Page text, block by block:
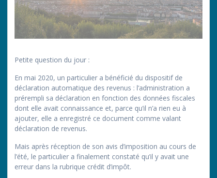
Petite question du jour :
En mai 2020, un particulier a bénéficié du dispositif de
déclaration automatique des revenus : l’administration a
prérempli sa déclaration en fonction des données fiscales
dont elle avait connaissance et, parce qu’il n’a rien eu à
ajouter, elle a enregistré ce document comme valant
déclaration de revenus.
Mais après réception de son avis d’imposition au cours de
l’été, le particulier a finalement constaté qu’il y avait une
erreur dans la rubrique crédit d’impôt.